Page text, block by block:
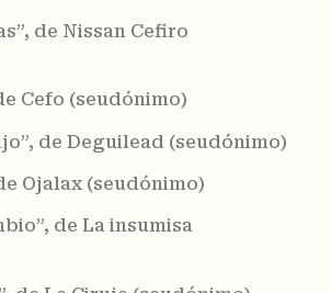
de Nissan Cefiro
Cefo (seudónimo)
de Deguilead (seudónimo)
Ojalax (seudónimo)
de La insumisa